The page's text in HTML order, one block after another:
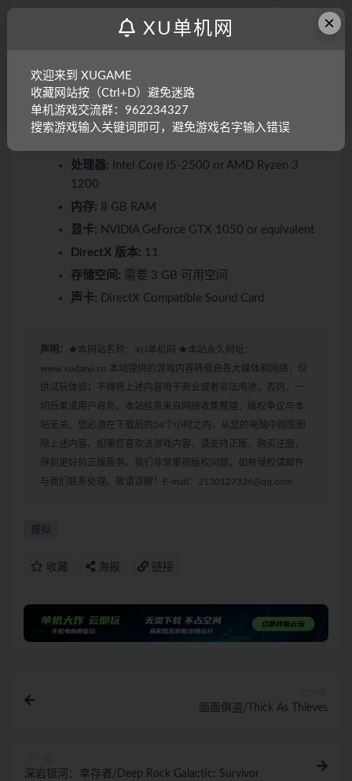
DirectX 版本:
需要 2 GB 可用空间
推荐配置:
处理器: Intel Core i5-2500 or AMD Ryzen 3
1200
内存: 8 GB RAM
显卡: NVIDIA GeForce GTX 1050 or equivalent
DirectX 版本: 11
存储空间: 需要 3 GB 可用空间
声卡: DirectX Compatible Sound Card
声明： ★本网站名称：XU单机网 ★本站永久网址：
www.xudanji.cn 本站提供的游戏内容转载自各大媒体和网络，仅
供试玩体验；不得将上述内容用于商业或者非法用途，否则，一
切后果请用户自负。本站信息来自网络收集整理，版权争议与本
站无关。您必须在下载后的24个小时之内，从您的电脑中彻底删
除上述内容。如果您喜欢该游戏内容，请支持正版，购买注册，
得到更好的正版服务。我们非常重视版权问题，如有侵权请邮件
与我们联系处理。敬请谅解！E-mail：2130127326@qq.com
模拟
收藏 海报 链接
面面俱盗/Thick As Thieves
深岩银河：幸存者/Deep Rock Galactic: Survivor
×
XU单机网
欢迎来到 XUGAME
收藏网站按（Ctrl+D）避免迷路
单机游戏交流群：962234327
搜索游戏输入关键词即可，避免游戏名字输入错误